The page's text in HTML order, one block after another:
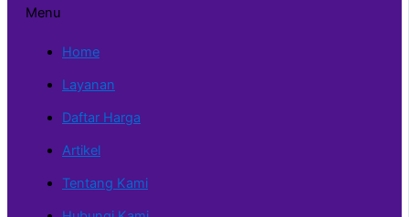
Menu
Home
Layanan
Daftar Harga
Artikel
Tentang Kami